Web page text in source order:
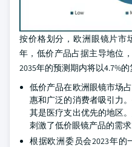
按价格划分，欧洲眼镜片市
年，低价产品占据主导地位
2035年的预测期内将以4.7%的
低价产品在欧洲眼镜市场
惠和广泛的消费者吸引力
其是医疗支出优先的地区
刺激了低价眼镜产品的需求
根据欧洲委员会2023年